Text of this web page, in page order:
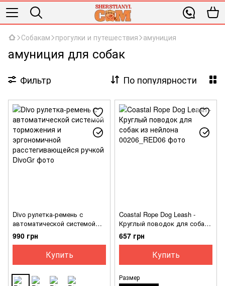
Собакам прогулки и путешествия амуниция
амуниция для собак
Фильтр По популярности
Divo рулетка-ремень с
автоматической системой
торможения и эргономичной
расстегивающейся ручкой
990 грн
Купить
Coastal Rope Dog Leash -
Круглый поводок для собак
из нейлона
657 грн
Купить
Размер